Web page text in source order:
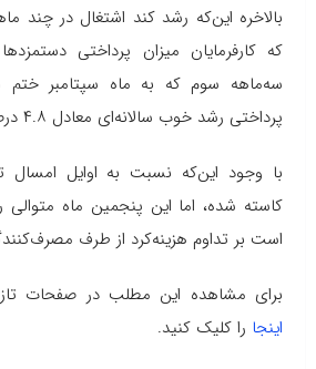
بالاخره این‌که رشد کند اشتغال در
که کارفرمایان میزان پرداختی
سه‌ماهه سوم که به ماه سپتامبر ختم
پرداختی رشد خوب سالانه‌ای معادل ۴.۸ درصد داشته است.
با وجود این‌که نسبت به اوایل
کاسته شده، اما این پنجمین ماه
است بر تداوم هزینه‌کرد از طرف
برای مشاهده این مطلب در صفحات
اینجا را کلیک کنید.